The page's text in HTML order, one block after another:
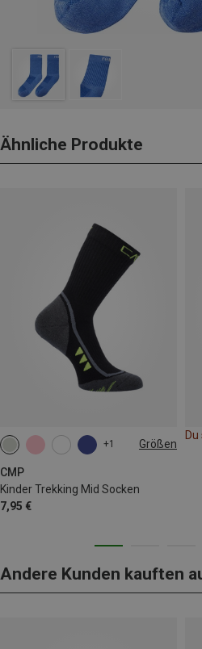
Ähnliche Produkte
+1 Größen
CMP
Kinder Trekking Mid Socken
7,95 €
25|26|27
28|29|30
31|32|33
Andere Kunden kauften